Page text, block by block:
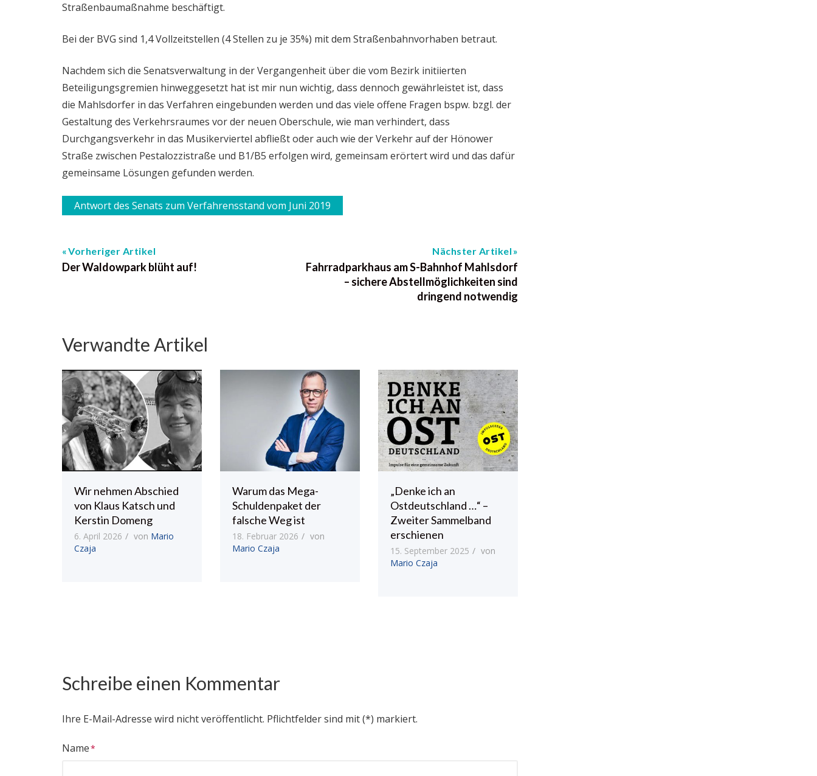
Straßenbaumaßnahme beschäftigt.
Bei der BVG sind 1,4 Vollzeitstellen (4 Stellen zu je 35%) mit dem Straßenbahnvorhaben betraut.
Nachdem sich die Senatsverwaltung in der Vergangenheit über die vom Bezirk initiierten
Beteiligungsgremien hinweggesetzt hat ist mir nun wichtig, dass dennoch gewährleistet ist, dass
die Mahlsdorfer in das Verfahren eingebunden werden und das viele offene Fragen bspw. bzgl. der
Gestaltung des Verkehrsraumes vor der neuen Oberschule, wie man verhindert, dass
Durchgangsverkehr in das Musikerviertel abfließt oder auch wie der Verkehr auf der Hönower
Straße zwischen Pestalozzistraße und B1/B5 erfolgen wird, gemeinsam erörtert wird und das dafür
gemeinsame Lösungen gefunden werden.
Antwort des Senats zum Verfahrensstand vom Juni 2019
Vorheriger Artikel
Der Waldowpark blüht auf!
Nächster Artikel
Fahrradparkhaus am S-Bahnhof Mahlsdorf
– sichere Abstellmöglichkeiten sind
dringend notwendig
Verwandte Artikel
Wir nehmen Abschied
von Klaus Katsch und
Kerstin Domeng
6. April 2026 von Mario
Czaja
Warum das Mega-
Schuldenpaket der
falsche Weg ist
18. Februar 2026
von
Mario Czaja
„Denke ich an
Ostdeutschland …“ –
Zweiter Sammelband
erschienen
15. September 2025
von
Mario Czaja
Schreibe einen Kommentar
Ihre E-Mail-Adresse wird nicht veröffentlicht. Pflichtfelder sind mit (*) markiert.
Name